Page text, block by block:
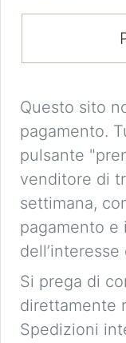
Questo sito
pagamento.
pulsante
venditore di
settimana,
pagamento e
Si prega di
direttamente
Spedizioni